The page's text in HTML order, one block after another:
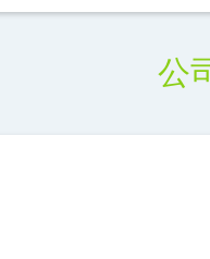
公